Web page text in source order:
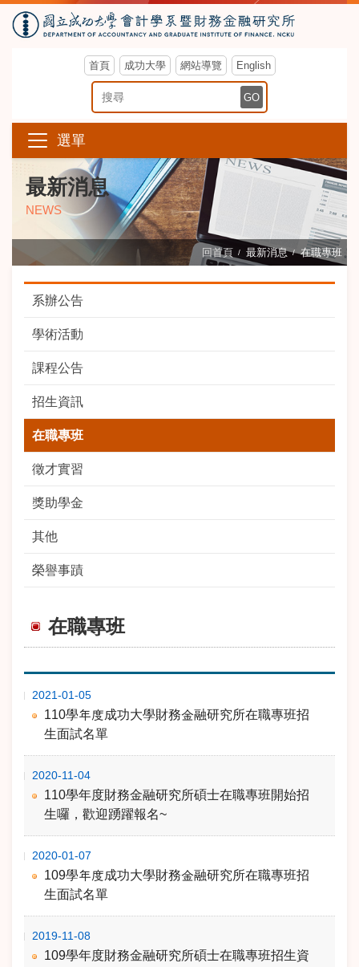
首頁 成功大學 網站導覽 English
搜尋關鍵字 GO
選單
最新消息
NEWS
回首頁 最新消息 在職專班
系辦公告
學術活動
課程公告
招生資訊
在職專班
徵才實習
獎助學金
其他
榮譽事蹟
在職專班
標 題
110學年度成功大學財務金融研究所在職專班招
生面試名單
2021-01-05
110學年度財務金融研究所碩士在職專班開始招
生囉，歡迎踴躍報名~
2020-11-04
109學年度成功大學財務金融研究所在職專班招
生面試名單
2020-01-07
109學年度財務金融研究所碩士在職專班招生資
2019-11-08